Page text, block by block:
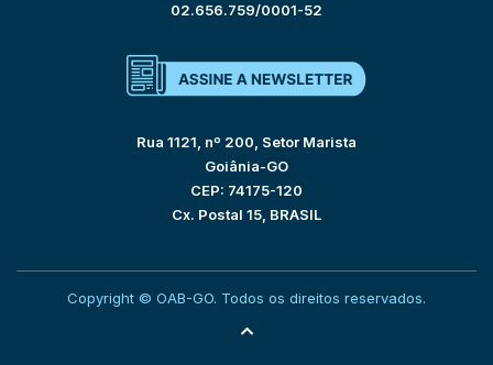
02.656.759/0001-52
Rua 1121, nº 200, Setor Marista
Goiânia-GO
CEP: 74175-120
Cx. Postal 15, BRASIL
Copyright © OAB-GO. Todos os direitos reservados.